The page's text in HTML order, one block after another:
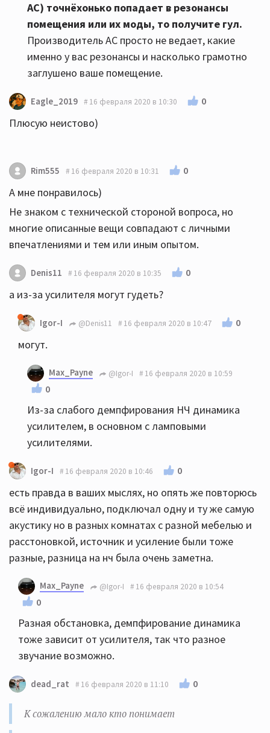
АС) точнёхонько попадает в резонансы
помещения или их моды, то получите гул.
Производитель АС просто не ведает, какие
именно у вас резонансы и насколько грамотно
заглушено ваше помещение.
Eagle_2019 16 февраля 2020 в 10:30 0
Плюсую неистово)
Rim555 16 февраля 2020 в 10:31 0
А мне понравилось)
Не знаком с технической стороной вопроса, но
многие описанные вещи совпадают с личными
впечатлениями и тем или иным опытом.
Denis11 16 февраля 2020 в 10:35 0
а из-за усилителя могут гудеть?
Igor-I @Denis11 16 февраля 2020 в 10:47 0
могут.
Max_Payne @Igor-I 16 февраля 2020 в 10:59
0
Из-за слабого демпфирования НЧ динамика
усилителем, в основном с ламповыми
усилителями.
Igor-I 16 февраля 2020 в 10:46 0
есть правда в ваших мыслях, но опять же повторюсь
всё индивидуально, подключал одну и ту же самую
акустику но в разных комнатах с разной мебелью и
расстоновкой, источник и усиление были тоже
разные, разница на нч была очень заметна.
Max_Payne @Igor-I 16 февраля 2020 в 10:54
0
Разная обстановка, демпфирование динамика
тоже зависит от усилителя, так что разное
звучание возможно.
dead_rat 16 февраля 2020 в 11:10 0
К сожалению мало кто понимает